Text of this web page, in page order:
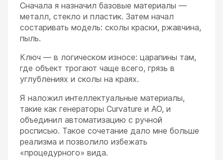
Сначала я назначил базовые материалы —
металл, стекло и пластик. Затем начал
состаривать модель: сколы краски, ржавчина,
пыль.
Ключ — в логическом износе: царапины там,
где объект трогают чаще всего, грязь в
углублениях и сколы на краях.
Я наложил интеллектуальные материалы,
такие как генераторы Curvature и AO, и
объединил автоматизацию с ручной
росписью. Такое сочетание дало мне больше
реализма и позволило избежать
«процедурного» вида.